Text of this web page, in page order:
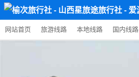
网站首页 旅游线路 本地线路 国内线路